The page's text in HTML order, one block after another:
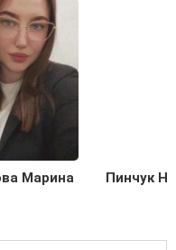
Марина Пинчук